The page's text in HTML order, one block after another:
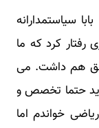
سیاستمدارانه
رفتار کرد که ما
حق هم داشت. می
حتما تخصص و
خواندم اما